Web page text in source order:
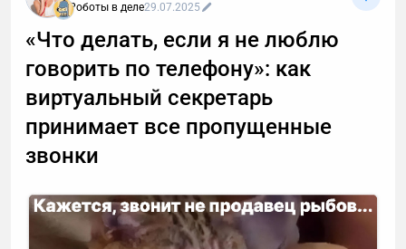
Роботы в деле29.07.2025
«Что делать, если я не люблю
говорить по телефону»: как
виртуальный секретарь
принимает все пропущенные
звонки